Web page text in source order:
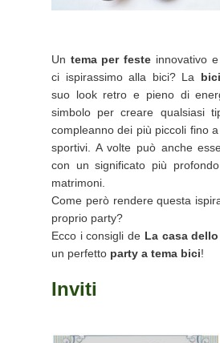
Un tema per feste innovativo
ci ispirassimo alla bici? La
suo look retro e pieno di
simbolo per creare qualsiasi
compleanno dei più piccoli fino
sportivi. A volte può anche
con un significato più
matrimoni.
Come però rendere questa
proprio party?
Ecco i consigli de La casa
un perfetto party a tema bici!
Inviti